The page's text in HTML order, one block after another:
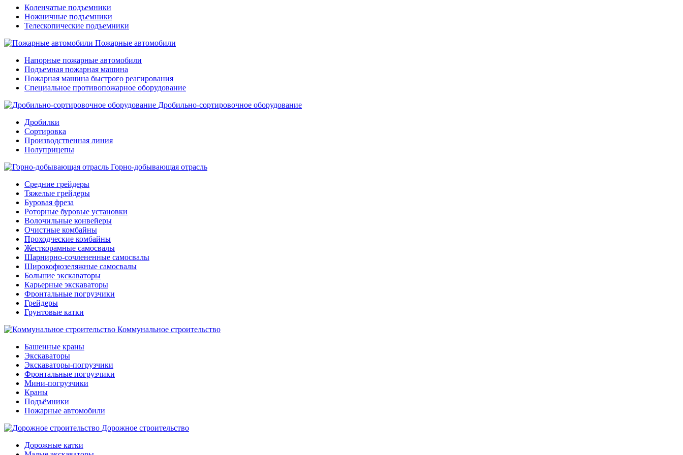
Коленчатые подъемники
Ножничные подъемники
Телескопические подъемники
Пожарные автомобили
Напорные пожарные автомобили
Подъемная пожарная машина
Пожарная машина быстрого реагирования
Специальное противопожарное оборудование
Дробильно-сортировочное оборудование
Дробилки
Сортировка
Производственная линия
Полуприцепы
Горно-добывающая отрасль
Средние грейдеры
Тяжелые грейдеры
Буровая фреза
Роторные буровые установки
Волочильные конвейеры
Очистные комбайны
Проходческие комбайны
Жесткорамные самосвалы
Шарнирно-сочлененные самосвалы
Широкофюзеляжные самосвалы
Большие экскаваторы
Карьерные экскаваторы
Фронтальные погрузчики
Грейдеры
Грунтовые катки
Коммунальное строительство
Башенные краны
Экскаваторы
Экскаваторы-погрузчики
Фронтальные погрузчики
Мини-погрузчики
Краны
Подъёмники
Пожарные автомобили
Дорожное строительство
Дорожные катки